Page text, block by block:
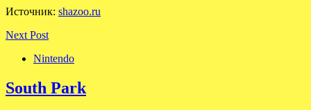
Источник: shazoo.ru
Next Post
Nintendo
South Park